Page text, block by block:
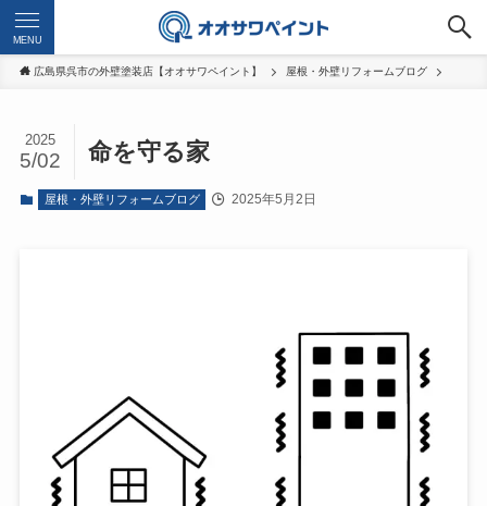
MENU
広島県呉市の外壁塗装店【オオサワペイント】 屋根・外壁リフォームブログ
命を守る家
2025
5/02
屋根・外壁リフォームブログ 2025年5月2日